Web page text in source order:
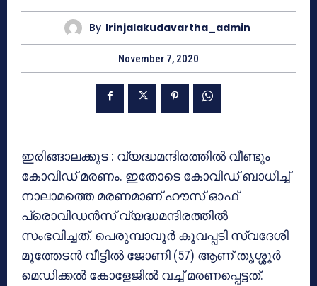
By Irinjalakudavartha_admin
November 7, 2020
ഇരിങ്ങാലക്കുട : വ്യദ്ധമന്ദിരത്തിൽ വീണ്ടും
കോവിഡ് മരണം. ഇതോടെ കോവിഡ് ബാധിച്ച്
നാലാമത്തെ മരണമാണ് ഹൗസ് ഓഫ്
പ്രൊവിഡൻസ് വ്യദ്ധമന്ദിരത്തിൽ
സംഭവിച്ചത്. പെരുമ്പാവൂർ കൂവപ്പടി സ്വദേശി
മൂത്തേടൻ വീട്ടിൽ ജോണി (57) ആണ് തൃശ്ശൂർ
മെഡിക്കൽ കോളേജിൽ വച്ച് മരണപ്പെട്ടത്.